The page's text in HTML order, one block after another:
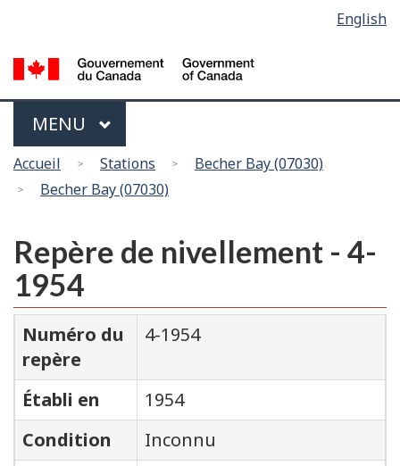
main
content
la
version
HTML
la
langue
English
Menu
MAIN
MENU
Vous
êtes
Accueil Stations
Becher Bay (07030)
Becher Bay (07030)
Repère de nivellement - 4-
1954
Numéro du
repère
4-1954
Établi en
1954
Condition
Inconnu